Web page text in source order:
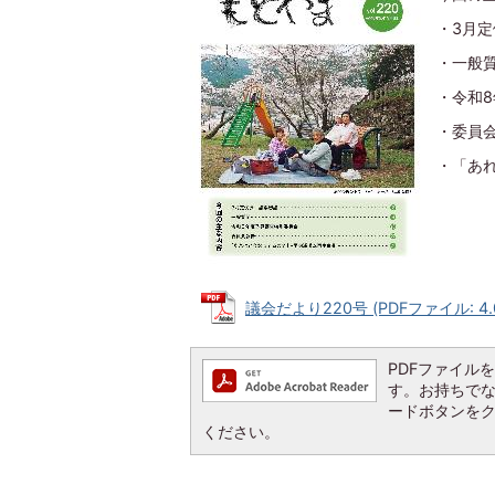
・3月
・一般
・令和
・委員
・「あ
議会だより220号 (PDFファイル:
PDFファイル
す。お持ちで
ードボタンを
ください。